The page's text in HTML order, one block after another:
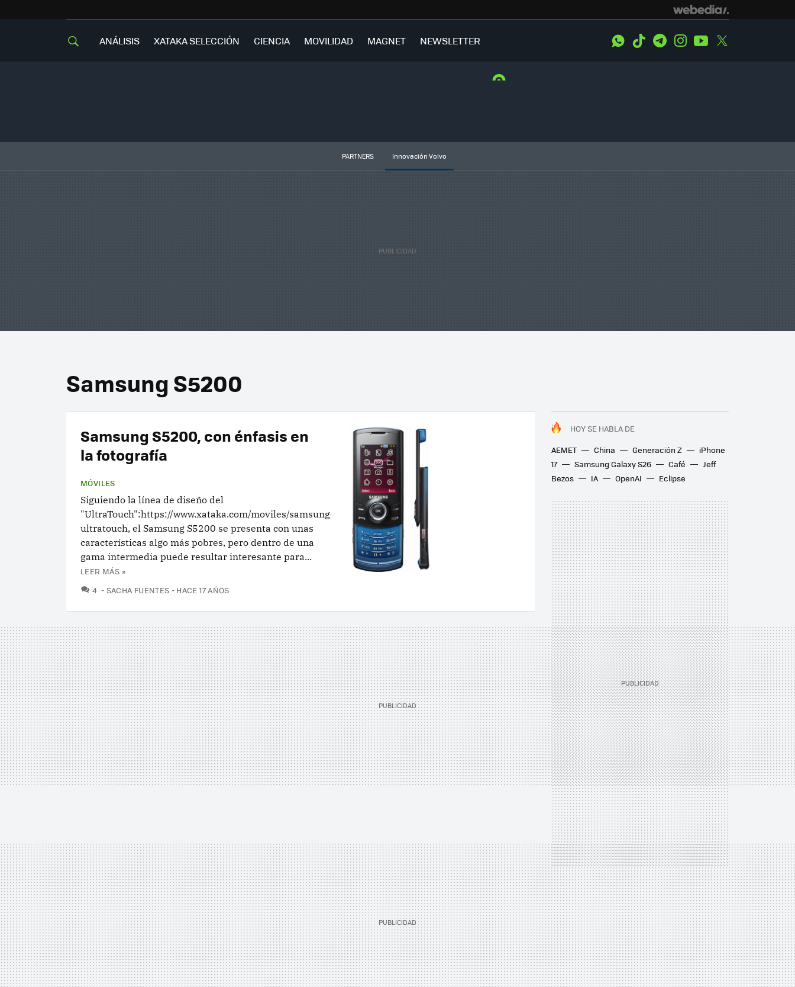
ANÁLISIS XATAKA SELECCIÓN CIENCIA MOVILIDAD MAGNET NEWSLETTER WhatsApp
Tiktok TelegramInstagramYoutube
PARTNERS Innovación Volvo
Samsung S5200
HOY SE HABLA DE
AEMET
China Generación Z
iPhone
17
Samsung Galaxy S26 Café
Jeff
Bezos
IA OpenAI Eclipse
Samsung S5200, con énfasis en
la fotografía
MÓVILES
Siguiendo la línea de diseño del
"UltraTouch":https://www.xataka.com/moviles/samsung-
ultratouch, el Samsung S5200 se presenta con unas
características algo más pobres, pero dentro de una
gama intermedia puede resultar interesante para...
LEER MÁS »
4 COMENTARIOS
SACHA FUENTES HACE 17 AÑOS